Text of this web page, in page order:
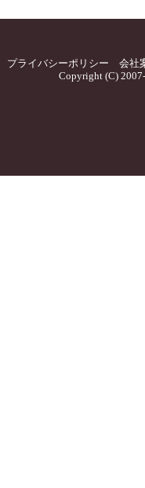
プライバシーポリシー
会社
Copyright (C)